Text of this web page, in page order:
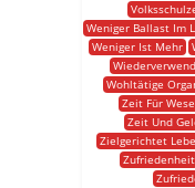
Weniger Ballast Im
Weniger Ist Mehr
Wohltätige
Zeit Für
Zeit Und
Zielgerichtet
Zufriedenheit